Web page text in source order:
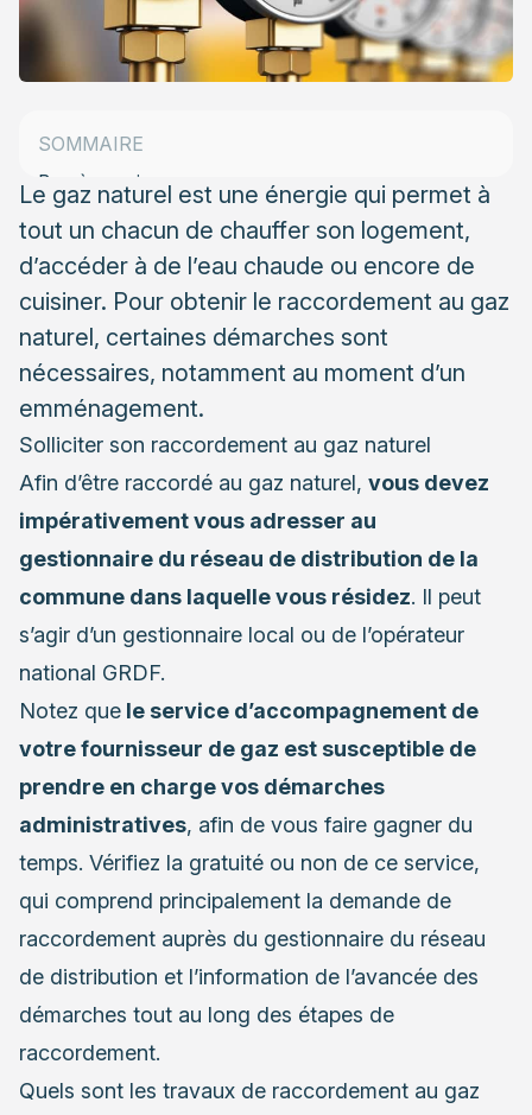
Le gaz naturel est une énergie qui permet à
tout un chacun de chauffer son logement,
d’accéder à de l’eau chaude ou encore de
cuisiner. Pour obtenir le raccordement au gaz
naturel, certaines démarches sont
nécessaires, notamment au moment d’un
emménagement.
Solliciter son raccordement au gaz naturel
Afin d’être raccordé au gaz naturel, vous devez
impérativement vous adresser au
gestionnaire du réseau de distribution de la
commune dans laquelle vous résidez. Il peut
s’agir d’un gestionnaire local ou de l’opérateur
national GRDF.
Notez que le service d’accompagnement de
votre fournisseur de gaz est susceptible de
prendre en charge vos démarches
administratives, afin de vous faire gagner du
temps. Vérifiez la gratuité ou non de ce service,
qui comprend principalement la demande de
raccordement auprès du gestionnaire du réseau
de distribution et l’information de l’avancée des
démarches tout au long des étapes de
raccordement.
Quels sont les travaux de raccordement au gaz
SOMMAIRE
Solliciter son raccordement au gaz naturel
naturel ?
Bon à savoir